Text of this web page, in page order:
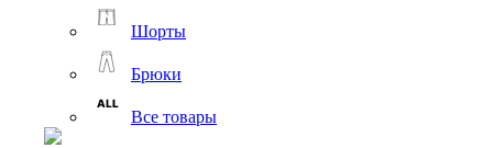
Шорты
Брюки
Все товары